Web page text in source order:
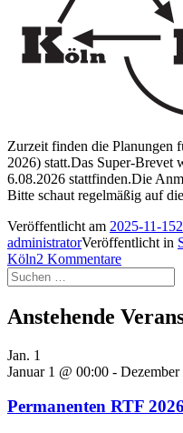
Zurzeit finden die
2026) statt.Das Super-Brevet
6.08.2026 stattfinden.Die
Bitte schaut regelmäßig auf
Veröffentlicht am 2025-11-15
administratorVeröffentlicht in
Köln2 Kommentare
Suchen
nach:
Anstehende
Jan. 1
Januar 1 @ 00:00 -
Permanenten RTF 2026